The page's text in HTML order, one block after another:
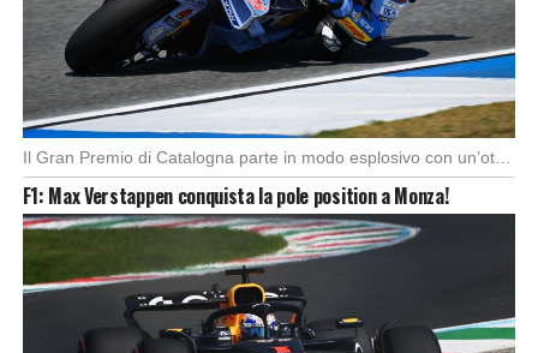
Il Gran Premio di Catalogna parte in modo esplosivo con un’ottima partenza di Alex Marquez, […]
F1: Max Verstappen conquista la pole position a Monza!